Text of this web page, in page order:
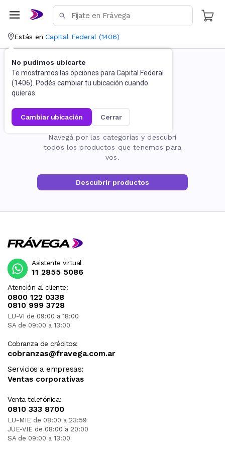
Estás en Capital Federal (1406)
No pudimos ubicarte
Te mostramos las opciones para Capital Federal
(1406). Podés cambiar tu ubicación cuando
quieras.
cambiar ubicación cerrar
La página no existe
Navegá por las categorías y descubrí
todos los productos que tenemos para
vos.
Descubrir productos
Atención al cliente:
0800 122 0338
0810 999 3728
LU-VI de 09:00 a 18:00
SA de 09:00 a 13:00
Cobranza de créditos:
cobranzas@fravega.com.ar
Servicios a empresas:
Ventas corporativas
Venta telefónica:
0810 333 8700
LU-MIE de 08:00 a 23:59
JUE-VIE de 08:00 a 20:00
SA de 09:00 a 13:00
Asistente virtual
11 2855 5086